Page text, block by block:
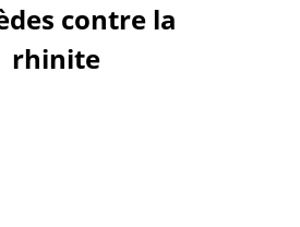
contre la
rhinite